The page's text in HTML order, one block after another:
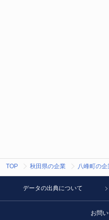
TOP 秋田県の企業 八峰町の企
データの出典について
お問